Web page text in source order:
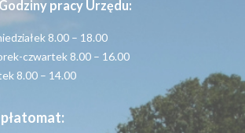
pracy Urzędu:
8.00 – 18.00
czwartek 8.00 – 16.00
8.00 – 14.00